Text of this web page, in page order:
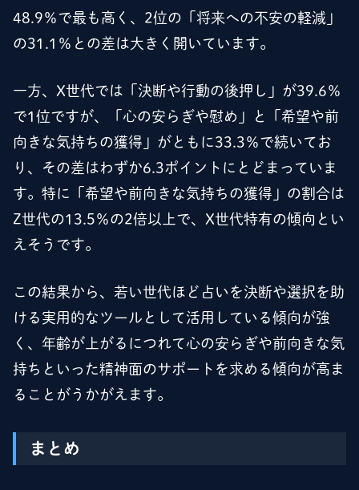
48.9％で最も高く、2位の「将来への不安の軽減」
の31.1％との差は大きく開いています。
一方、X世代では「決断や行動の後押し」が39.6％
で1位ですが、「心の安らぎや慰め」と「希望や前
向きな気持ちの獲得」がともに33.3％で続いてお
り、その差はわずか6.3ポイントにとどまっていま
す。特に「希望や前向きな気持ちの獲得」の割合は
Z世代の13.5％の2倍以上で、X世代特有の傾向とい
えそうです。
この結果から、若い世代ほど占いを決断や選択を助
ける実用的なツールとして活用している傾向が強
く、年齢が上がるにつれて心の安らぎや前向きな気
持ちといった精神面のサポートを求める傾向が高ま
ることがうかがえます。
まとめ